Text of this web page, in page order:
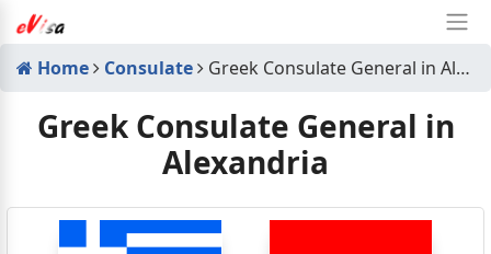
Home Consulate Greek Consulate General in Alexandria
Greek Consulate General in
Alexandria